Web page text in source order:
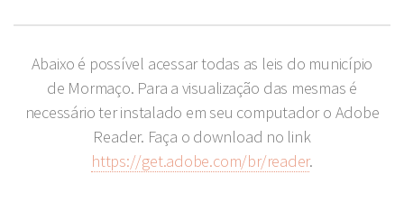
Abaixo é possível acessar todas as leis do município
de Mormaço. Para a visualização das mesmas é
necessário ter instalado em seu computador o Adobe
Reader. Faça o download no link
https://get.adobe.com/br/reader.